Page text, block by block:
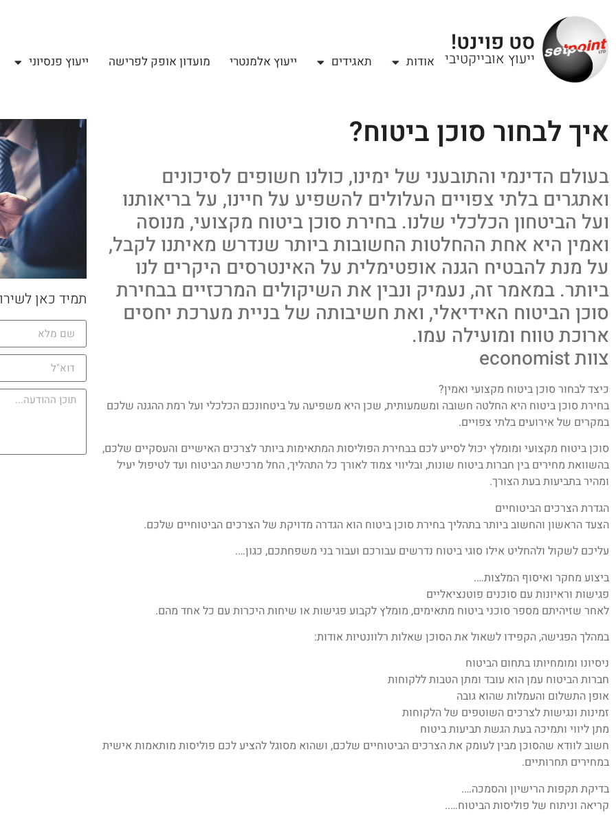
סט פוינט!
ייעוץ אובייקטיבי אודות תאגידים ייעוץ אלמנטרי מועדון אופק לפרישה ייעוץ פנסיוני
איך לבחור סוכן ביטוח?
בעולם הדינמי והתובעני של ימינו, כולנו חשופים לסיכונים
ואתגרים בלתי צפויים העלולים להשפיע על חיינו, על בריאותנו
ועל הביטחון הכלכלי שלנו. בחירת סוכן ביטוח מקצועי, מנוסה
ואמין היא אחת ההחלטות החשובות ביותר שנדרש מאיתנו לקבל,
על מנת להבטיח הגנה אופטימלית על האינטרסים היקרים לנו
ביותר. במאמר זה, נעמיק ונבין את השיקולים המרכזיים בבחירת
סוכן הביטוח האידיאלי, ואת חשיבותה של בניית מערכת יחסים
ארוכת טווח ומועילה עמו.
צוות economist
כיצד לבחור סוכן ביטוח מקצועי ואמין?
בחירת סוכן ביטוח היא החלטה חשובה ומשמעותית, שכן היא משפיעה על ביטחונכם הכלכלי ועל רמת ההגנה שלכם
במקרים של אירועים בלתי צפויים.
סוכן ביטוח מקצועי ומומלץ יכול לסייע לכם בבחירת הפוליסות המתאימות ביותר לצרכים האישיים והעסקיים שלכם,
בהשוואת מחירים בין חברות ביטוח שונות, ובליווי צמוד לאורך כל התהליך, החל מרכישת הביטוח ועד לטיפול יעיל
ומהיר בתביעות בעת הצורך.
הגדרת הצרכים הביטוחיים
הצעד הראשון והחשוב ביותר בתהליך בחירת סוכן ביטוח הוא הגדרה מדויקת של הצרכים הביטוחיים שלכם.
עליכם לשקול ולהחליט אילו סוגי ביטוח נדרשים עבורכם ועבור בני משפחתכם, כגון….
ביצוע מחקר ואיסוף המלצות….
פגישות וראיונות עם סוכנים פוטנציאליים
לאחר שזיהיתם מספר סוכני ביטוח מתאימים, מומלץ לקבוע פגישות או שיחות היכרות עם כל אחד מהם.
במהלך הפגישה, הקפידו לשאול את הסוכן שאלות רלוונטיות אודות:
ניסיונו ומומחיותו בתחום הביטוח
חברות הביטוח עמן הוא עובד ומתן הטבות ללקוחות
אופן התשלום והעמלות שהוא גובה
זמינות ונגישות לצרכים השוטפים של הלקוחות
מתן ליווי ותמיכה בעת הגשת תביעות ביטוח
חשוב לוודא שהסוכן מבין לעומק את הצרכים הביטוחיים שלכם, ושהוא מסוגל להציע לכם פוליסות מותאמות אישית
במחירים תחרותיים.
בדיקת תקפות הרישיון והסמכה….
קריאה וניתוח של פוליסות הביטוח…..
תמיד כאן